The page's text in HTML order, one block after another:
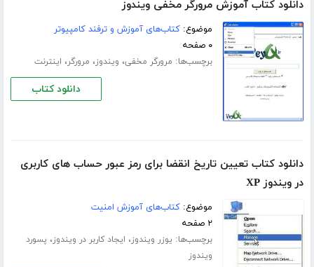
دانلود کتاب آموزش مرورگر مخفی ویندوز
موضوع:کتاب‌های آموزش و ترفند کامپیوتر
۰ صفحه
برچسب‌ها: مرورگر مخفی، ویندوز، مرورگر، اینترنت
دانلود کتاب
دانلود کتاب تعیین تاریخ انقضا برای رمز عبور حساب های کاربری
در ویندوز XP
موضوع:کتاب‌های آموزش امنیت
۲ صفحه
برچسب‌ها: یوزر ویندوز، ایجاد کاربر در ویندوز، پسورد
ویندوز